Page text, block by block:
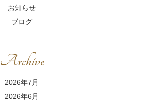
お知らせ
ブログ
Archive
2026年7月
2026年6月